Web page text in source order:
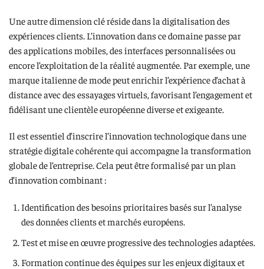
Une autre dimension clé réside dans la digitalisation des
expériences clients. L’innovation dans ce domaine passe par
des applications mobiles, des interfaces personnalisées ou
encore l’exploitation de la réalité augmentée. Par exemple, une
marque italienne de mode peut enrichir l’expérience d’achat à
distance avec des essayages virtuels, favorisant l’engagement et
fidélisant une clientèle européenne diverse et exigeante.
Il est essentiel d’inscrire l’innovation technologique dans une
stratégie digitale cohérente qui accompagne la transformation
globale de l’entreprise. Cela peut être formalisé par un plan
d’innovation combinant :
Identification des besoins prioritaires basés sur l’analyse
des données clients et marchés européens.
Test et mise en œuvre progressive des technologies adaptées.
Formation continue des équipes sur les enjeux digitaux et